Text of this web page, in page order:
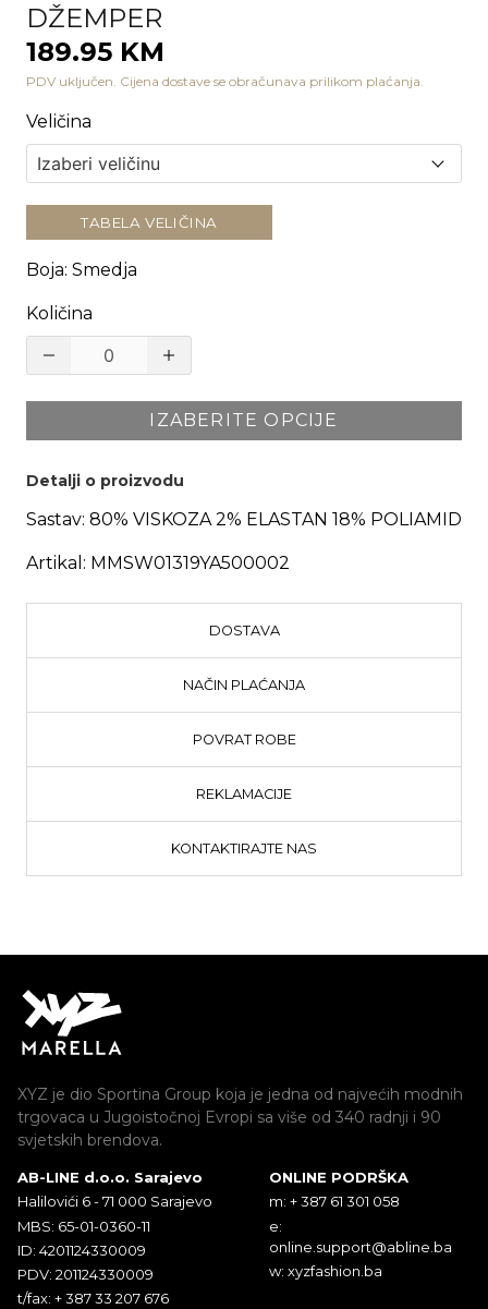
DŽEMPER
189.95 KM
PDV uključen. Cijena dostave se obračunava prilikom plaćanja.
Veličina
TABELA VELIČINA
Boja: Smedja
Količina
IZABERITE OPCIJE
Detalji o proizvodu
Sastav: 80% VISKOZA 2% ELASTAN 18% POLIAMID
Artikal: MMSW01319YA500002
DOSTAVA
NAČIN PLAĆANJA
POVRAT ROBE
REKLAMACIJE
KONTAKTIRAJTE NAS
XYZ je dio Sportina Group koja je jedna od najvećih modnih
trgovaca u Jugoistočnoj Evropi sa više od 340 radnji i 90
svjetskih brendova.
AB-LINE d.o.o. Sarajevo
Halilovići 6 - 71 000 Sarajevo
MBS: 65-01-0360-11
ID: 4201124330009
PDV: 201124330009
t/fax: + 387 33 207 676
ONLINE PODRŠKA
m: + 387 61 301 058
e:
online.support@abline.ba
w: xyzfashion.ba